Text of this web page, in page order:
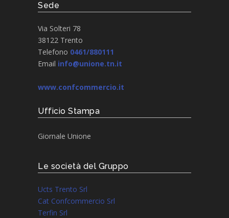
Sede
Via Solteri 78
38122 Trento
Telefono 0461/880111
Email info@unione.tn.it
www.confcommercio.it
Ufficio Stampa
Giornale Unione
Le società del Gruppo
Ucts Trento Srl
Cat Confcommercio Srl
Terfin Srl